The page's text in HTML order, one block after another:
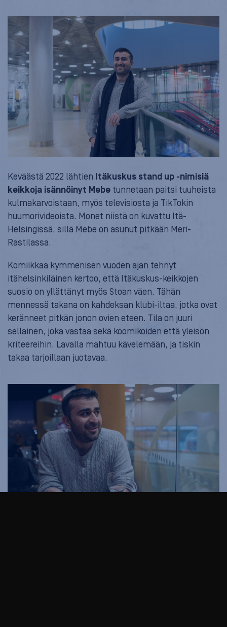
Keväästä 2022 lähtien Itäkuskus stand up -nimisiä
keikkoja isännöinyt Mebe tunnetaan paitsi tuuheista
kulmakarvoistaan, myös televisiosta ja TikTokin
huumorivideoista. Monet niistä on kuvattu Itä-
Helsingissä, sillä Mebe on asunut pitkään Meri-
Rastilassa.
Komiikkaa kymmenisen vuoden ajan tehnyt
itähelsinkiläinen kertoo, että Itäkuskus-keikkojen
suosio on yllättänyt myös Stoan väen. Tähän
mennessä takana on kahdeksan klubi-iltaa, jotka ovat
keränneet pitkän jonon ovien eteen. Tila on juuri
sellainen, joka vastaa sekä koomikoiden että yleisön
kriteereihin. Lavalla mahtuu kävelemään, ja tiskin
takaa tarjoillaan juotavaa.